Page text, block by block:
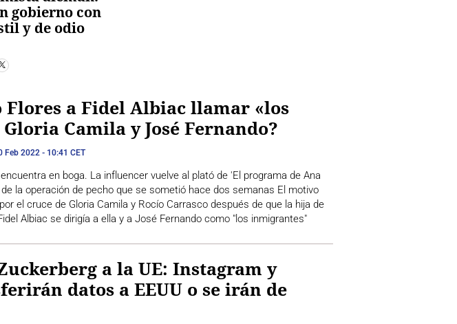
gobierno con
y de odio
Flores a Fidel Albiac llamar «los
Camila y José Fernando?
Feb 2022 - 10:41 CET
en boga. La influencer vuelve al plató de 'El programa de Ana
la operación de pecho que se sometió hace dos semanas El motivo
el cruce de Gloria Camila y Rocío Carrasco después de que la hija de
Albiac se dirigía a ella y a José Fernando como "los inmigrantes"
a la UE: Instagram y
datos a EEUU o se irán de